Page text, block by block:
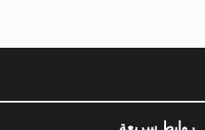
روابط سريعة